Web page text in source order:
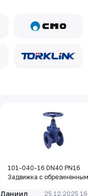
101-040-16 DN40 PN16
Задвижка с обрезиненным
Даниил 25.12.2025